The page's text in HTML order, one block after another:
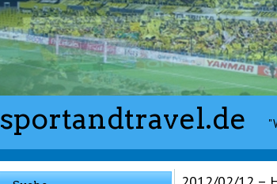
sportandtravel.de